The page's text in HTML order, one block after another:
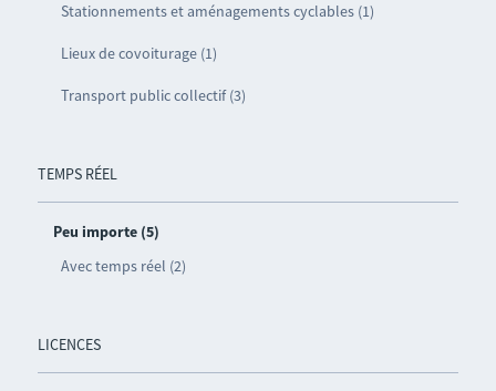
Stationnements et aménagements cyclables (1)
Lieux de covoiturage (1)
Transport public collectif (3)
TEMPS RÉEL
Peu importe (5)
Avec temps réel (2)
LICENCES